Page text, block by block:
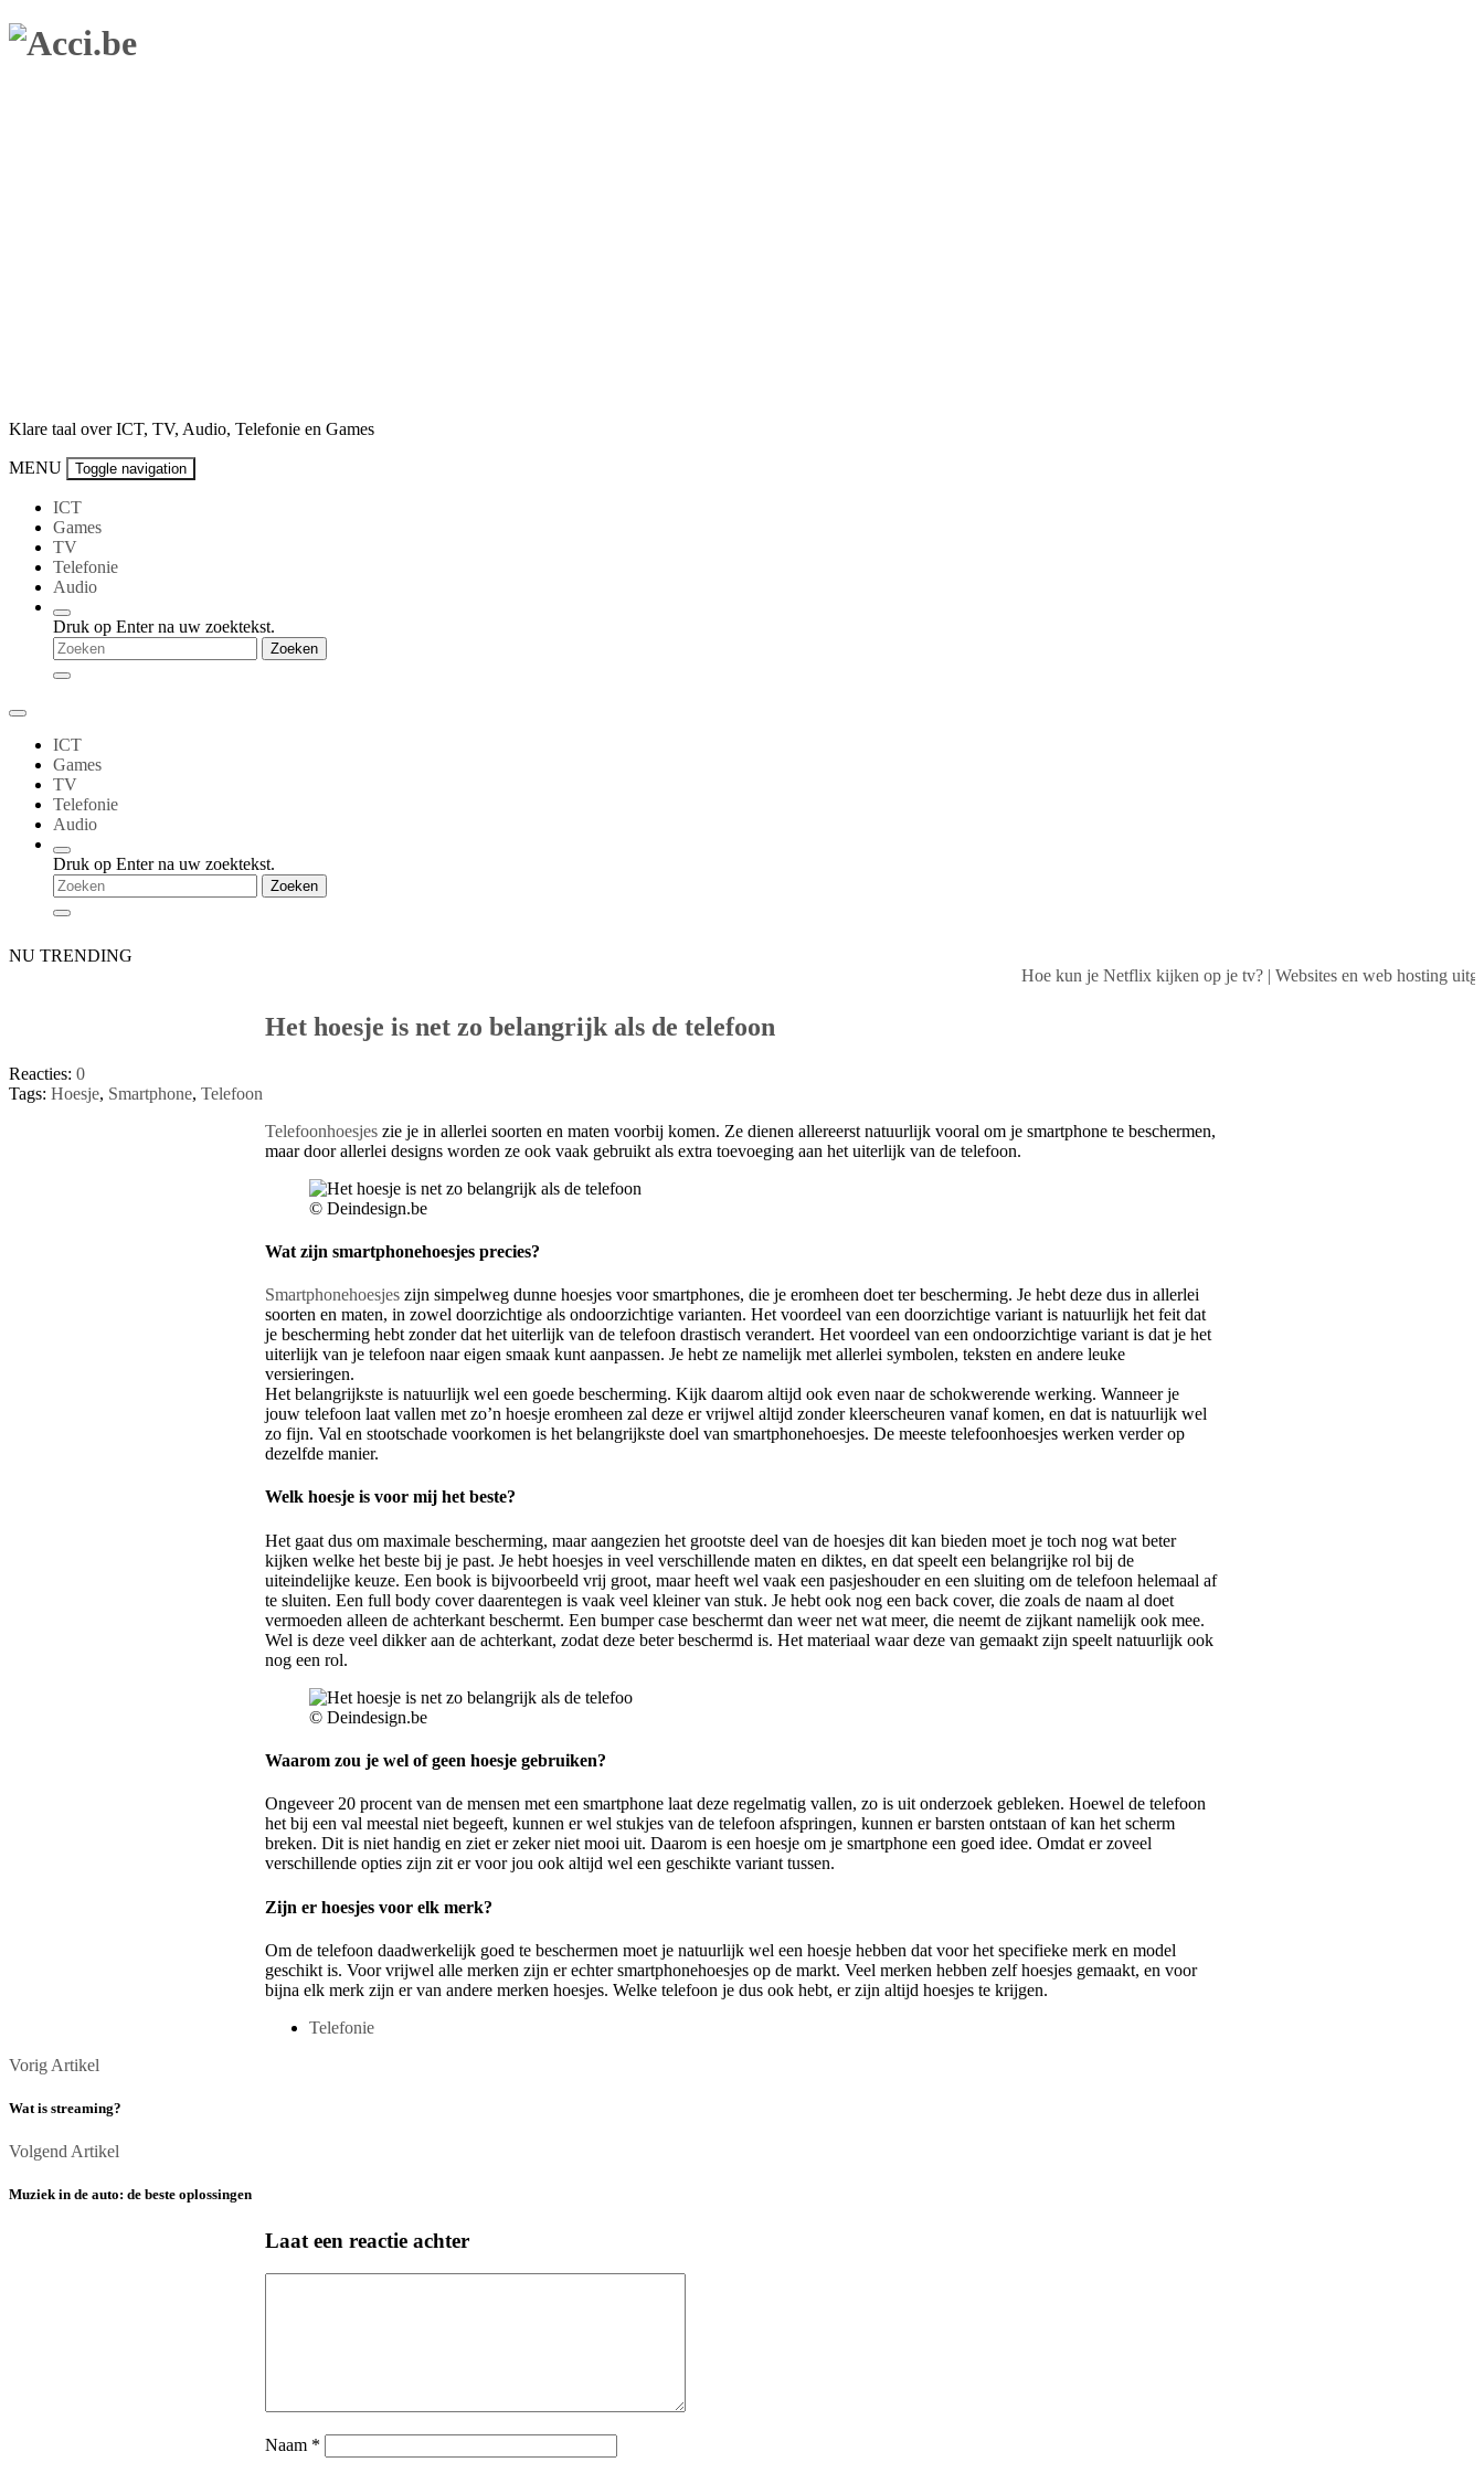
Skip
Klare taal over ICT, TV, Audio, Telefonie en Games
MENU Toggle navigation
ICT
Games
TV
Telefonie
Audio
Druk op Enter na uw zoektekst.
ICT
Games
TV
Telefonie
Audio
Druk op Enter na uw zoektekst.
NU TRENDING
Hoe kun je Netflix kijken op je tv? | Websites en web hosting uitgelegd
Het hoesje is net zo belangrijk als de telefoon
Reacties: 0
Tags: Hoesje, Smartphone, Telefoon
Telefoonhoesjes zie je in allerlei soorten en maten voorbij komen. Ze dienen allereerst natuurlijk vooral om je smartphone te beschermen,
maar door allerlei designs worden ze ook vaak gebruikt als extra toevoeging aan het uiterlijk van de telefoon.
© Deindesign.be
Wat zijn smartphonehoesjes precies?
Smartphonehoesjes zijn simpelweg dunne hoesjes voor smartphones, die je eromheen doet ter bescherming. Je hebt deze dus in allerlei
soorten en maten, in zowel doorzichtige als ondoorzichtige varianten. Het voordeel van een doorzichtige variant is natuurlijk het feit dat
je bescherming hebt zonder dat het uiterlijk van de telefoon drastisch verandert. Het voordeel van een ondoorzichtige variant is dat je het
uiterlijk van je telefoon naar eigen smaak kunt aanpassen. Je hebt ze namelijk met allerlei symbolen, teksten en andere leuke
versieringen.
Het belangrijkste is natuurlijk wel een goede bescherming. Kijk daarom altijd ook even naar de schokwerende werking. Wanneer je
jouw telefoon laat vallen met zo’n hoesje eromheen zal deze er vrijwel altijd zonder kleerscheuren vanaf komen, en dat is natuurlijk wel
zo fijn. Val en stootschade voorkomen is het belangrijkste doel van smartphonehoesjes. De meeste telefoonhoesjes werken verder op
dezelfde manier.
Welk hoesje is voor mij het beste?
Het gaat dus om maximale bescherming, maar aangezien het grootste deel van de hoesjes dit kan bieden moet je toch nog wat beter
kijken welke het beste bij je past. Je hebt hoesjes in veel verschillende maten en diktes, en dat speelt een belangrijke rol bij de
uiteindelijke keuze. Een book is bijvoorbeeld vrij groot, maar heeft wel vaak een pasjeshouder en een sluiting om de telefoon helemaal af
te sluiten. Een full body cover daarentegen is vaak veel kleiner van stuk. Je hebt ook nog een back cover, die zoals de naam al doet
vermoeden alleen de achterkant beschermt. Een bumper case beschermt dan weer net wat meer, die neemt de zijkant namelijk ook mee.
Wel is deze veel dikker aan de achterkant, zodat deze beter beschermd is. Het materiaal waar deze van gemaakt zijn speelt natuurlijk ook
nog een rol.
© Deindesign.be
Waarom zou je wel of geen hoesje gebruiken?
Ongeveer 20 procent van de mensen met een smartphone laat deze regelmatig vallen, zo is uit onderzoek gebleken. Hoewel de telefoon
het bij een val meestal niet begeeft, kunnen er wel stukjes van de telefoon afspringen, kunnen er barsten ontstaan of kan het scherm
breken. Dit is niet handig en ziet er zeker niet mooi uit. Daarom is een hoesje om je smartphone een goed idee. Omdat er zoveel
verschillende opties zijn zit er voor jou ook altijd wel een geschikte variant tussen.
Zijn er hoesjes voor elk merk?
Om de telefoon daadwerkelijk goed te beschermen moet je natuurlijk wel een hoesje hebben dat voor het specifieke merk en model
geschikt is. Voor vrijwel alle merken zijn er echter smartphonehoesjes op de markt. Veel merken hebben zelf hoesjes gemaakt, en voor
bijna elk merk zijn er van andere merken hoesjes. Welke telefoon je dus ook hebt, er zijn altijd hoesjes te krijgen.
Telefonie
Posts
navigation
Vorig Artikel
Wat is streaming?
Volgend Artikel
Muziek in de auto: de beste oplossingen
Laat een reactie achter
Naam *